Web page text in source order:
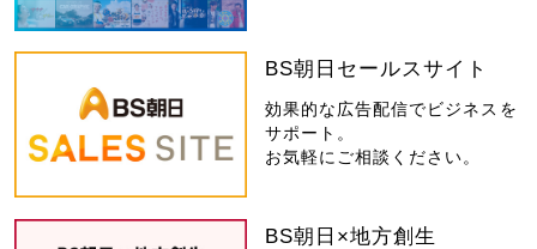
BS朝日セールスサイト
効果的な広告配信でビジネスを
サポート。
お気軽にご相談ください。
BS朝日×地方創生